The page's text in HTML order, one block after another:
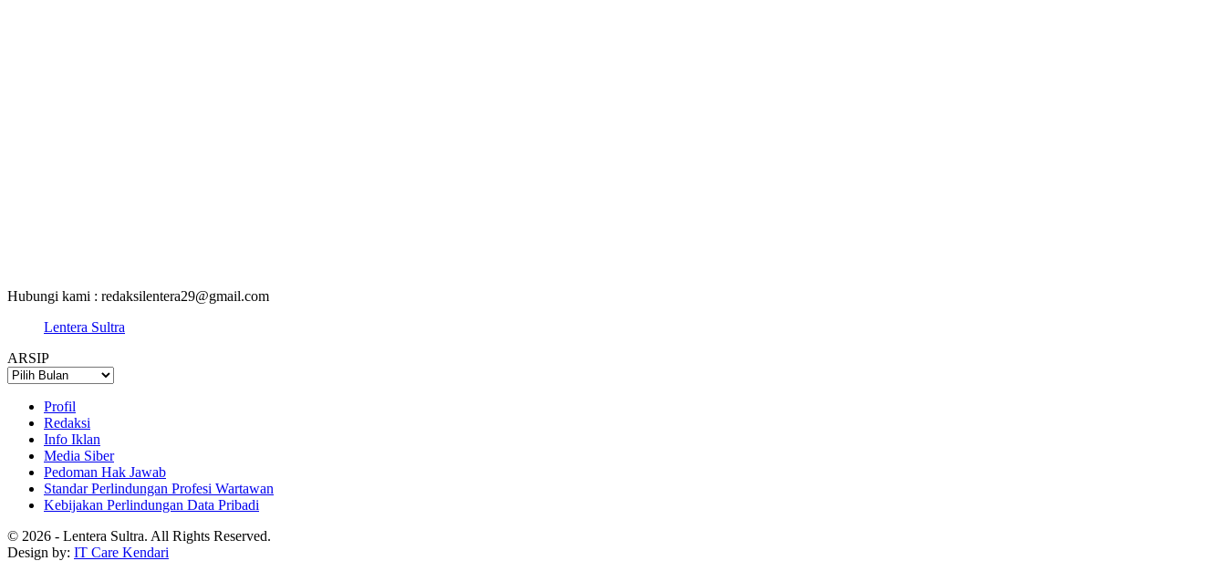
Hubungi kami : redaksilentera29@gmail.com
Lentera Sultra
ARSIP
ARSIP
Profil
Redaksi
Info Iklan
Media Siber
Pedoman Hak Jawab
Standar Perlindungan Profesi Wartawan
Kebijakan Perlindungan Data Pribadi
© 2026 - Lentera Sultra. All Rights Reserved.
Design by: IT Care Kendari